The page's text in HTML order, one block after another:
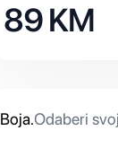
89KM
Boja.Odaberi